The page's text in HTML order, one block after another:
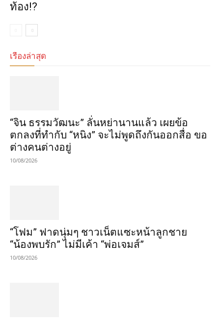
ท้อง!?
เรื่องล่าสุด
“จิน ธรรมวัฒนะ” ลั่นหย่านานแล้ว เผยข้อ
ตกลงที่ทำกับ “หนิง” จะไม่พูดถึงกันออกสื่อ ขอ
ต่างคนต่างอยู่
10/08/2026
“โฟม” ฟาดนุ่มๆ ชาวเน็ตแซะหน้าลูกชาย
“น้องพบรัก” ไม่มีเค้า “พ่อเจมส์”
10/08/2026